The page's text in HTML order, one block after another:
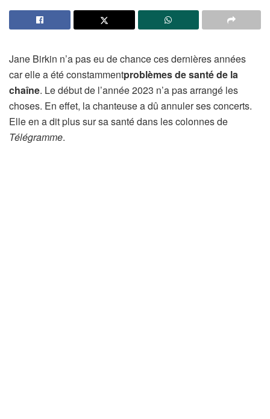
Jane Birkin n’a pas eu de chance ces dernières années
car elle a été constammentproblèmes de santé de la
chaîne. Le début de l’année 2023 n’a pas arrangé les
choses. En effet, la chanteuse a dû annuler ses concerts.
Elle en a dit plus sur sa santé dans les colonnes de
Télégramme.